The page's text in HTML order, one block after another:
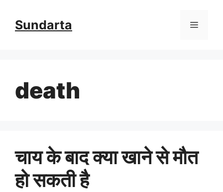
Sundarta Menu
death
चाय के बाद क्या खाने से मौत
हो सकती है